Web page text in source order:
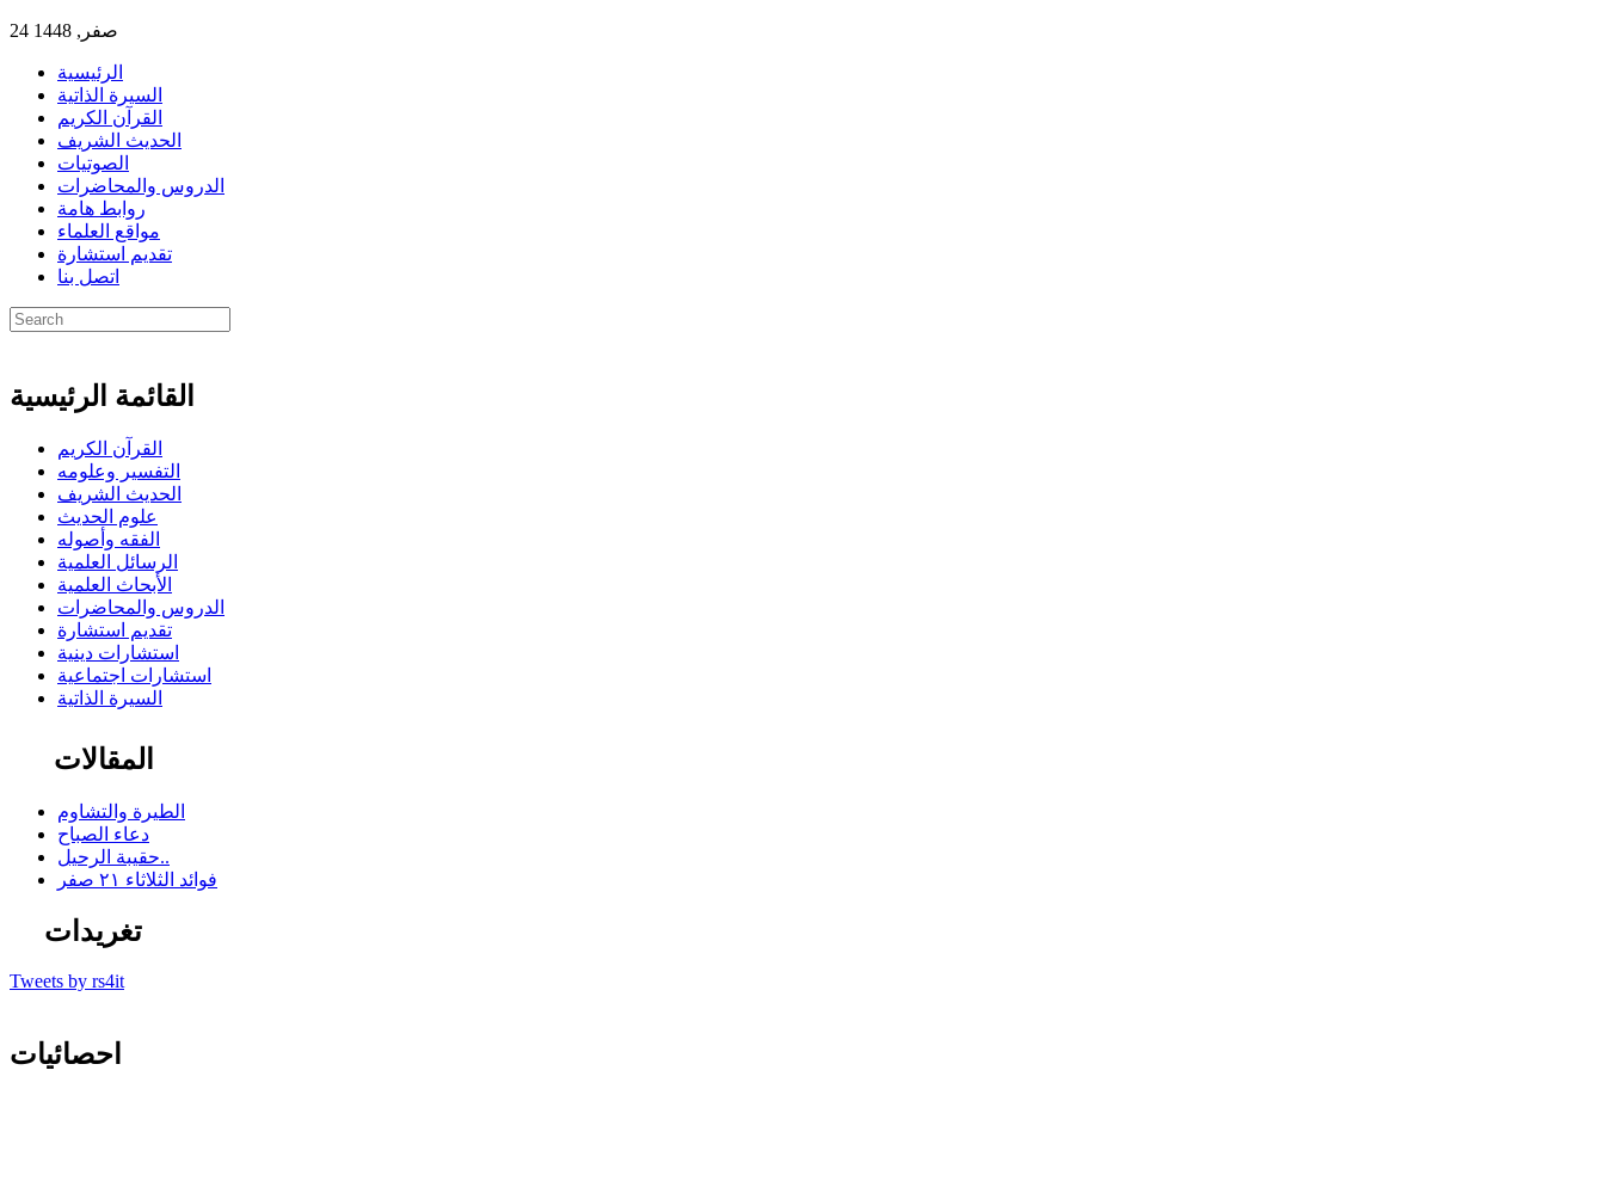
24 صفر, 1448
الرئيسية
السيرة الذاتية
القرآن الكريم
الحديث الشريف
الصوتيات
الدروس والمحاضرات
روابط هامة
مواقع العلماء
تقديم استشارة
اتصل بنا
القائمة الرئيسية
القرآن الكريم
التفسير وعلومه
الحديث الشريف
علوم الحديث
الفقه وأصوله
الرسائل العلمية
الأبحاث العلمية
الدروس والمحاضرات
تقديم استشارة
استشارات دينية
استشارات اجتماعية
السيرة الذاتية
المقالات
الطيرة والتشاوم
دعاء الصباح
حقيبة الرحيل..
فوائد الثلاثاء ٢١ صفر
تغريدات
Tweets by rs4it
احصائيات